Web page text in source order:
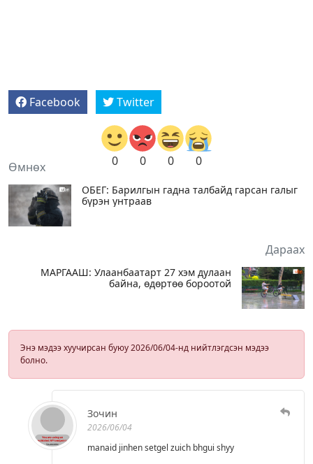
Facebook Twitter
0 0 0 0
Өмнөх
ОБЕГ: Барилгын гадна талбайд гарсан галыг
бүрэн унтраав
Дараах
МАРГААШ: Улаанбаатарт 27 хэм дулаан
байна, өдөртөө бороотой
Энэ мэдээ хуучирсан буюу 2026/06/04-нд нийтлэгдсэн мэдээ
болно.
Зочин
2026/06/04
manaid jinhen setgel zuich bhgui shyy